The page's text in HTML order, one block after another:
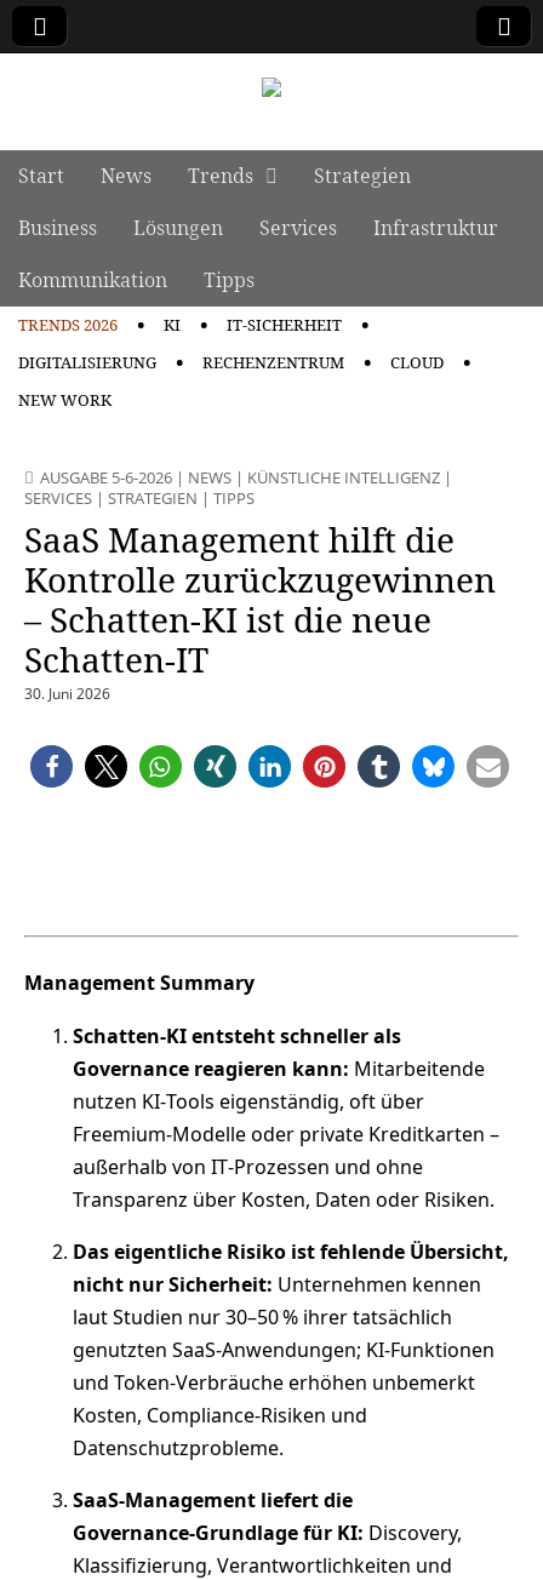
Main menu
Skip to content
Start News Trends
Strategien
Business
Lösungen Services
Infrastruktur
Kommunikation
Tipps
TRENDS 2026 KI
IT-SICHERHEIT
DIGITALISIERUNG
RECHENZENTRUM
CLOUD
NEW WORK
AUSGABE 5-6-2026 | NEWS | KÜNSTLICHE INTELLIGENZ |
SERVICES | STRATEGIEN | TIPPS
SaaS Management hilft die
Kontrolle zurückzugewinnen
– Schatten-KI ist die neue
Schatten-IT
30. Juni 2026
Management Summary
Schatten‑KI entsteht schneller als
Governance reagieren kann: Mitarbeitende
nutzen KI‑Tools eigenständig, oft über
Freemium‑Modelle oder private Kreditkarten –
außerhalb von IT‑Prozessen und ohne
Transparenz über Kosten, Daten oder Risiken.
Das eigentliche Risiko ist fehlende Übersicht,
nicht nur Sicherheit: Unternehmen kennen
laut Studien nur 30–50 % ihrer tatsächlich
genutzten SaaS‑Anwendungen; KI‑Funktionen
und Token‑Verbräuche erhöhen unbemerkt
Kosten, Compliance‑Risiken und
Datenschutzprobleme.
SaaS‑Management liefert die
Governance‑Grundlage für KI: Discovery,
Klassifizierung, Verantwortlichkeiten und